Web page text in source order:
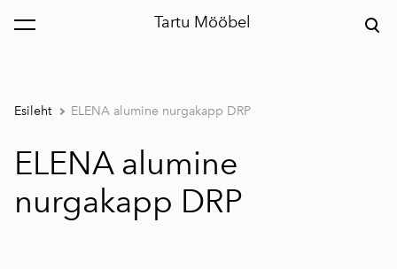
Tartu Mööbel
lisati ostukorvi. Vaata ostukorvi
Esileht ELENA alumine nurgakapp DRP
ELENA alumine
nurgakapp DRP